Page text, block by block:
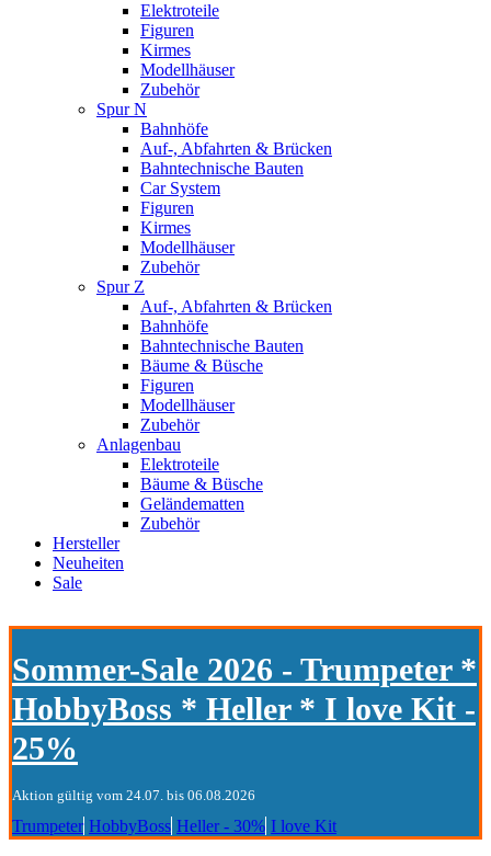
Elektroteile
Figuren
Kirmes
Modellhäuser
Zubehör
Spur N
Bahnhöfe
Auf-, Abfahrten & Brücken
Bahntechnische Bauten
Car System
Figuren
Kirmes
Modellhäuser
Zubehör
Spur Z
Auf-, Abfahrten & Brücken
Bahnhöfe
Bahntechnische Bauten
Bäume & Büsche
Figuren
Modellhäuser
Zubehör
Anlagenbau
Elektroteile
Bäume & Büsche
Geländematten
Zubehör
Hersteller
Neuheiten
Sale
Sommer-Sale 2026 - Trumpeter *
HobbyBoss * Heller * I love Kit -
25%
Aktion gültig vom 24.07. bis 06.08.2026
Trumpeter HobbyBoss Heller - 30% I love Kit